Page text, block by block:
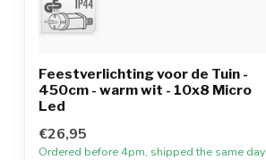
Feestverlichting voor de Tuin -
450cm - warm wit - 10x8 Micro
Led
€26,95
Ordered before 4pm, shipped the same day